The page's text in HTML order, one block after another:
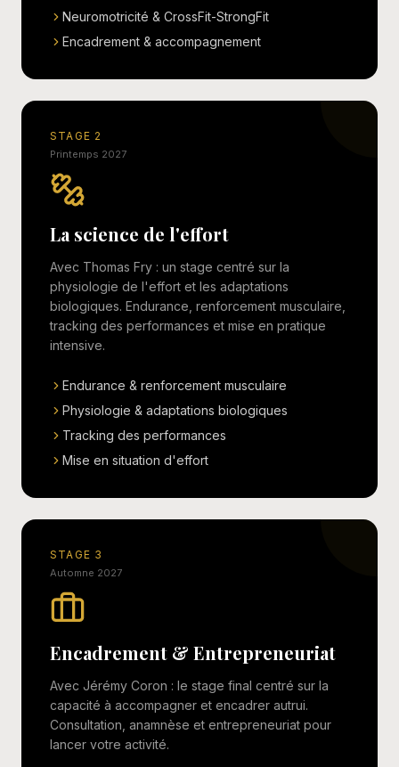
Neuromotricité & CrossFit-StrongFit
Encadrement & accompagnement
STAGE 2
Printemps 2027
La science de l'effort
Avec Thomas Fry : un stage centré sur la
physiologie de l'effort et les adaptations
biologiques. Endurance, renforcement musculaire,
tracking des performances et mise en pratique
intensive.
Endurance & renforcement musculaire
Physiologie & adaptations biologiques
Tracking des performances
Mise en situation d'effort
STAGE 3
Automne 2027
Encadrement & Entrepreneuriat
Avec Jérémy Coron : le stage final centré sur la
capacité à accompagner et encadrer autrui.
Consultation, anamnèse et entrepreneuriat pour
lancer votre activité.